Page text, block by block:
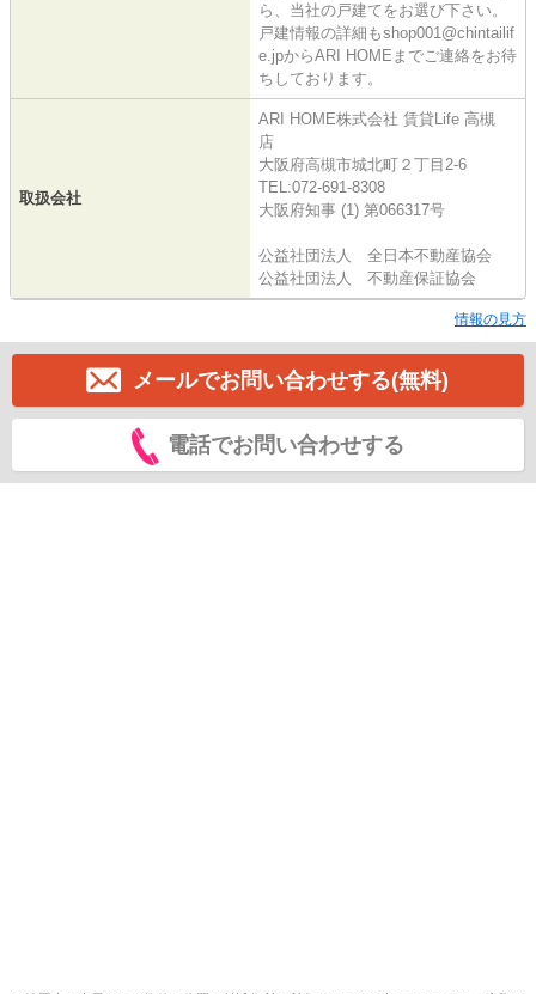
ら、当社の戸建てをお選び下さい。
戸建情報の詳細もshop001@chintailif
e.jpからARI HOMEまでご連絡をお待
ちしております。
取扱会社
ARI HOME株式会社 賃貸Life 高槻
店
大阪府高槻市城北町２丁目2-6
TEL:072-691-8308
大阪府知事 (1) 第066317号
公益社団法人 全日本不動産協会
公益社団法人 不動産保証協会
情報の見方
メールでお問い合わせする(無料)
電話でお問い合わせする